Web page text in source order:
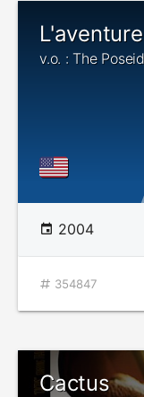
v.o. : The
2004
354847
Cactus